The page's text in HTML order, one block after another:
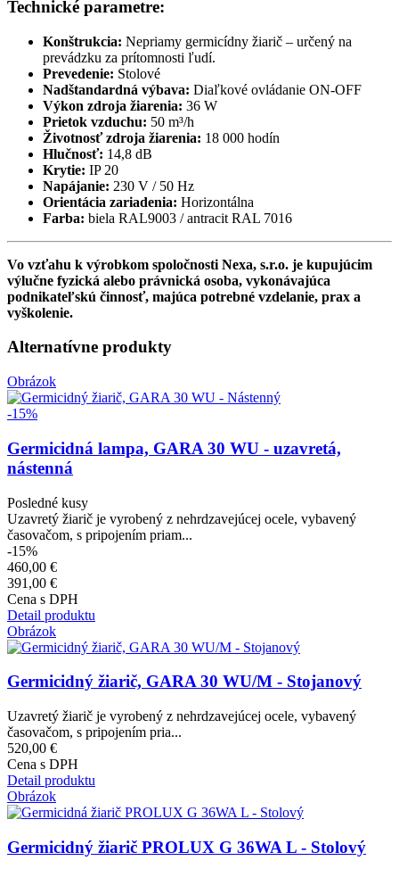
Technické parametre:
Konštrukcia: Nepriamy germicídny žiarič – určený na
prevádzku za prítomnosti ľudí.
Prevedenie: Stolové
Nadštandardná výbava: Diaľkové ovládanie ON-OFF
Výkon zdroja žiarenia: 36 W
Prietok vzduchu: 50 m³/h
Životnosť zdroja žiarenia: 18 000 hodín
Hlučnosť: 14,8 dB
Krytie: IP 20
Napájanie: 230 V / 50 Hz
Orientácia zariadenia: Horizontálna
Farba: biela RAL9003 / antracit RAL 7016
Vo vzťahu k výrobkom spoločnosti Nexa, s.r.o. je kupujúcim
výlučne fyzická alebo právnická osoba, vykonávajúca
podnikateľskú činnosť, majúca potrebné vzdelanie, prax a
vyškolenie.
Alternatívne produkty
Obrázok
-15%
Germicidná lampa, GARA 30 WU - uzavretá,
nástenná
Posledné kusy
Uzavretý žiarič je vyrobený z nehrdzavejúcej ocele, vybavený
časovačom, s pripojením priam...
-15%
460,00 €
391,00 €
Cena s DPH
Detail produktu
Obrázok
Germicidný žiarič, GARA 30 WU/M - Stojanový
Uzavretý žiarič je vyrobený z nehrdzavejúcej ocele, vybavený
časovačom, s pripojením pria...
520,00 €
Cena s DPH
Detail produktu
Obrázok
Germicidný žiarič PROLUX G 36WA L - Stolový